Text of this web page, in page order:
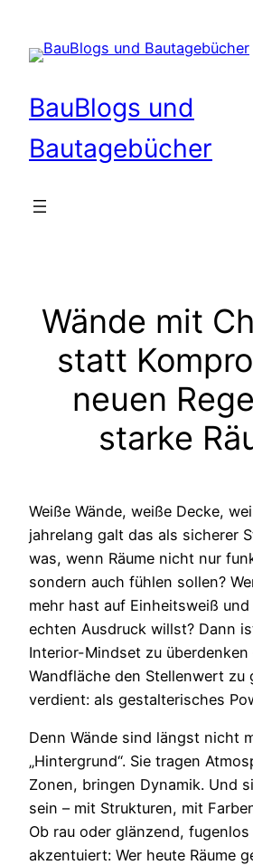
Inhalt
springen
BauBlogs und
Bautagebücher
Wände mit
statt
neuen
starke
Weiße Wände, weiße Decke,
jahrelang galt das als sicherer
was, wenn Räume nicht nur
sondern auch fühlen sollen?
mehr hast auf Einheitsweiß
echten Ausdruck willst? Dann
Interior-Mindset zu überdenken
Wandfläche den Stellenwert zu
verdient: als gestalterisches
Denn Wände sind längst nicht
„Hintergrund“. Sie tragen
Zonen, bringen Dynamik. Und
sein – mit Strukturen, mit
Ob rau oder glänzend,
akzentuiert: Wer heute Räume